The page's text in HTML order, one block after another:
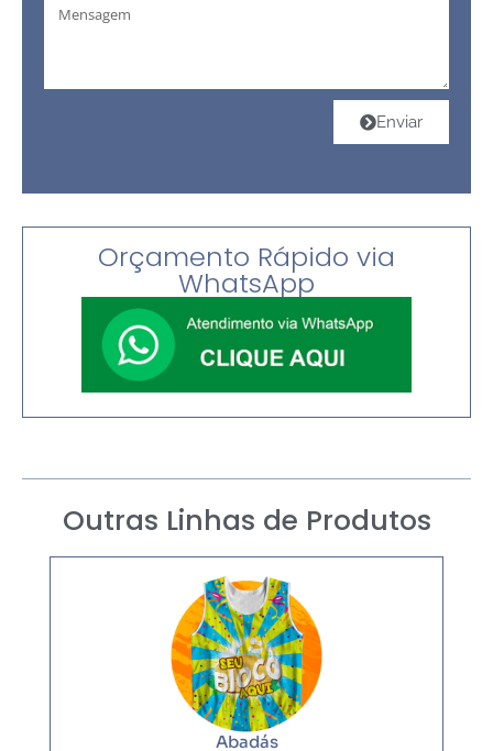
Enviar
Orçamento Rápido via
WhatsApp
Outras Linhas de Produtos
Abadás